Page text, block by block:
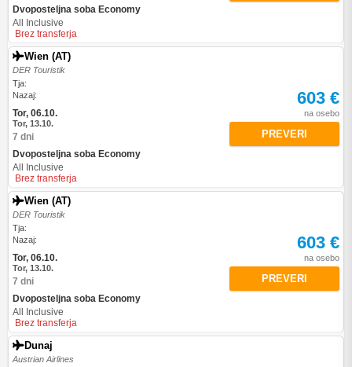
Dvoposteljna soba Economy
All Inclusive
Brez transferja
Wien (AT)
DER Touristik
Tja:
Nazaj:
Tor, 06.10.
Tor, 13.10.
7 dni
Dvoposteljna soba Economy
All Inclusive
Brez transferja
603 €
na osebo
PREVERI
Wien (AT)
DER Touristik
Tja:
Nazaj:
Tor, 06.10.
Tor, 13.10.
7 dni
Dvoposteljna soba Economy
All Inclusive
Brez transferja
603 €
na osebo
PREVERI
Dunaj
Austrian Airlines